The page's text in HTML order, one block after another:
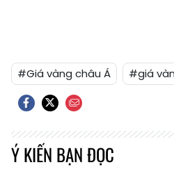
#Giá vàng châu Á #giá
Ý KIẾN BẠN ĐỌC